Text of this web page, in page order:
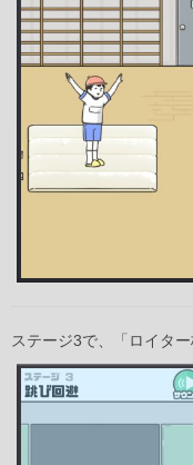
ステージ3で、「ロイター